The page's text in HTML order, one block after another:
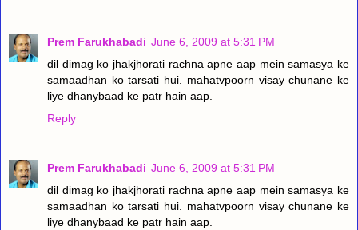
Prem Farukhabadi June 6, 2009 at 5:31 PM
dil dimag ko jhakjhorati rachna apne aap mein samasya ke
samaadhan ko tarsati hui. mahatvpoorn visay chunane ke
liye dhanybaad ke patr hain aap.
Reply
Prem Farukhabadi June 6, 2009 at 5:31 PM
dil dimag ko jhakjhorati rachna apne aap mein samasya ke
samaadhan ko tarsati hui. mahatvpoorn visay chunane ke
liye dhanybaad ke patr hain aap.